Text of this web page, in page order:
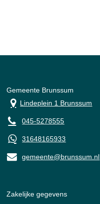
Gemeente Brunssum
Lindeplein 1 Brunssum
045-5278555
31648165933
gemeente@brunssum.nl
Zakelijke gegevens